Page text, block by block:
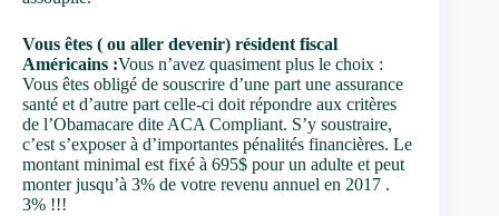
Vous êtes ( ou aller devenir) résident fiscal
Américains :Vous n’avez quasiment plus le choix :
Vous êtes obligé de souscrire d’une part une assurance
santé et d’autre part celle-ci doit répondre aux critères
de l’Obamacare dite ACA Compliant. S’y soustraire,
c’est s’exposer à d’importantes pénalités financières. Le
montant minimal est fixé à 695$ pour un adulte et peut
monter jusqu’à 3% de votre revenu annuel en 2017 .
3% !!!